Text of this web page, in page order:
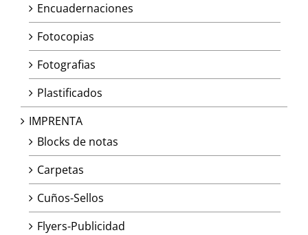
Encuadernaciones
Fotocopias
Fotografias
Plastificados
IMPRENTA
Blocks de notas
Carpetas
Cuños-Sellos
Flyers-Publicidad